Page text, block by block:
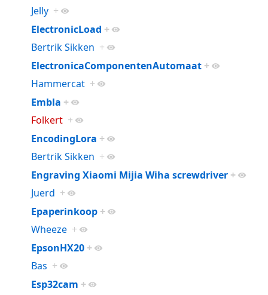
Jelly +
ElectronicLoad +
Bertrik Sikken +
ElectronicaComponentenAutomaat +
Hammercat +
Embla +
Folkert +
EncodingLora +
Bertrik Sikken +
Engraving Xiaomi Mijia Wiha screwdriver +
Juerd +
Epaperinkoop +
Wheeze +
EpsonHX20 +
Bas +
Esp32cam +